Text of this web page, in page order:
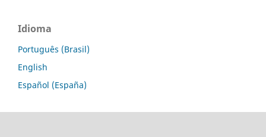
Idioma
Português (Brasil)
English
Español (España)